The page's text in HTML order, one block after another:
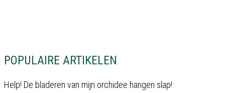
POPULAIRE ARTIKELEN
Help! De bladeren van mijn orchidee hangen slap!